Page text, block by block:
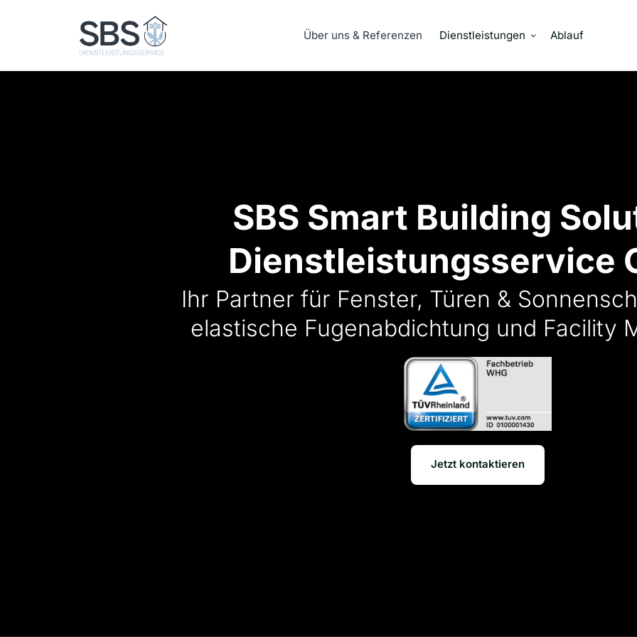
Über uns & Referenzen Dienstleistungen Ablauf
SBS Smart Building
Dienstleistungsservice
Ihr Partner für Fenster, Türen &
elastische Fugenabdichtung und Facility
Jetzt kontaktieren
Fenster & Türen
Sonnenschutzsyste
me